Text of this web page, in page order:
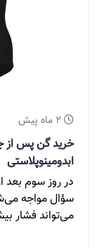
2 ماه پیش
خرید گن پس از
ابدومینوپلاستی
در روز سوم بعد
سؤال مواجه
می‌تواند فشار